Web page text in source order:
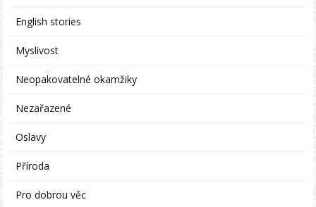
English stories
Myslivost
Neopakovatelné okamžiky
Nezařazené
Oslavy
Příroda
Pro dobrou věc